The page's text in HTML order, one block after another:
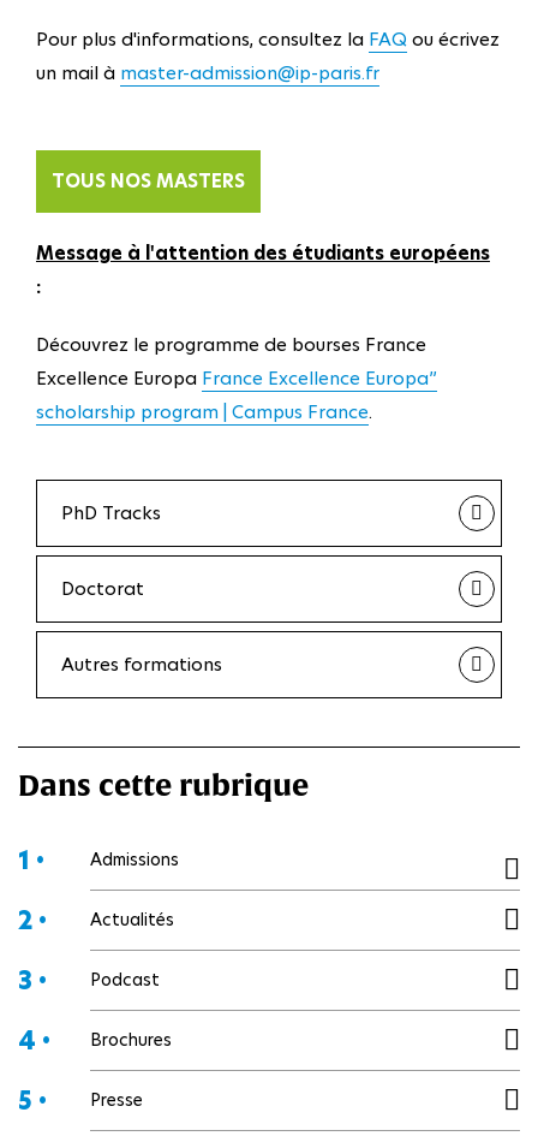
Pour plus d'informations, consultez la FAQou écrivez
un mail à master-admission@ip-paris.fr
TOUS NOS MASTERS
Message à l'attention des étudiants européens
:
Découvrez le programme de bourses France
Excellence Europa France Excellence Europa”
scholarship program | Campus France.
PhD Tracks
Doctorat
Autres formations
Dans cette rubrique
1 • Admissions
2 • Actualités
3 • Podcast
4 • Brochures
5 • Presse